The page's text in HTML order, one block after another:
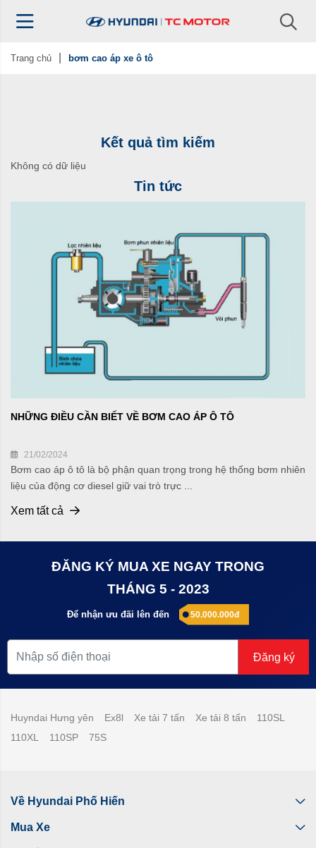
Trang chủ bơm cao áp xe ô tô
Kết quả tìm kiếm
Không có dữ liệu
Tin tức
NHỮNG ĐIỀU CẦN BIẾT VỀ BƠM CAO ÁP Ô TÔ
21/02/2024
Bơm cao áp ô tô là bộ phận quan trọng trong hệ thống bơm nhiên
liệu của động cơ diesel giữ vai trò trực ...
Xem tất cả
ĐĂNG KÝ MUA XE NGAY TRONG
THÁNG 5 - 2023
Để nhận ưu đãi lên đến 50.000.000đ
Đăng ký
Huyndai Hưng yên Ex8l Xe tải 7 tấn Xe tải 8 tấn
110SL
110XL
110SP 75S
Về Hyundai Phố Hiến
Mua Xe